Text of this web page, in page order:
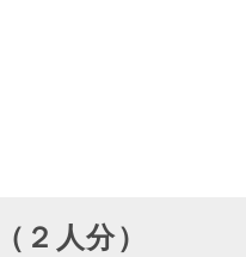
２人分）